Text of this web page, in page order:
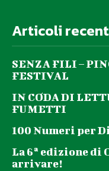
Articoli
SENZA FILI –
FESTIVAL
IN CODA DI
FUMETTI
100 Numeri per
La 6ª edizione di
arrivare!